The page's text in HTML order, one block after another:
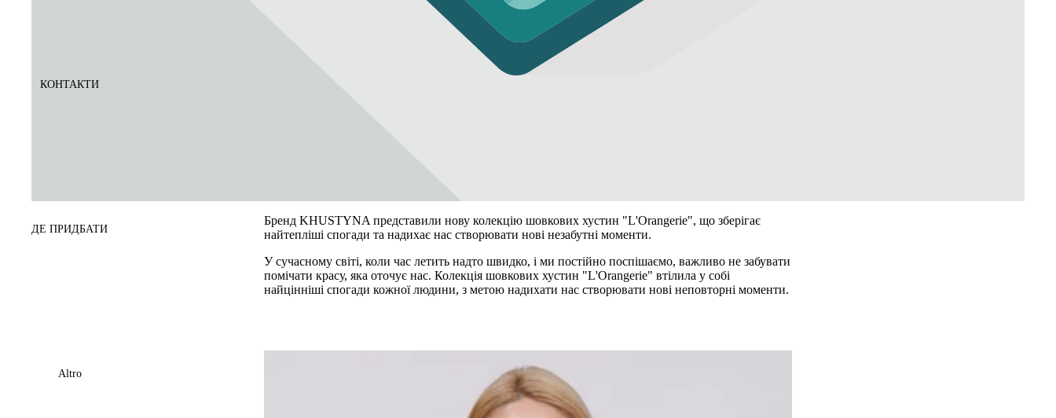
КОНТАКТИ
ДЕ ПРИДБАТИ
Altro
Бренд KHUSTYNA представили нову колекцію шовкових хустин "L'Orangerie", що зберігає
найтепліші спогади та надихає нас створювати нові незабутні моменти.
У сучасному світі, коли час летить надто швидко, і ми постійно поспішаємо, важливо не забувати
помічати красу, яка оточує нас. Колекція шовкових хустин "L'Orangerie" втілила у собі
найцінніші спогади кожної людини, з метою надихати нас створювати нові неповторні моменти.